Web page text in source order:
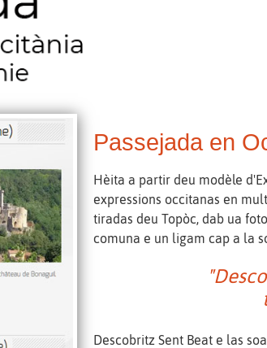
Passejada en
Hèita a partir deu modèle
expressions occitanas en
tiradas deu Topòc, dab ua
comuna e un ligam cap a la
Descobritz Sent Beat e las